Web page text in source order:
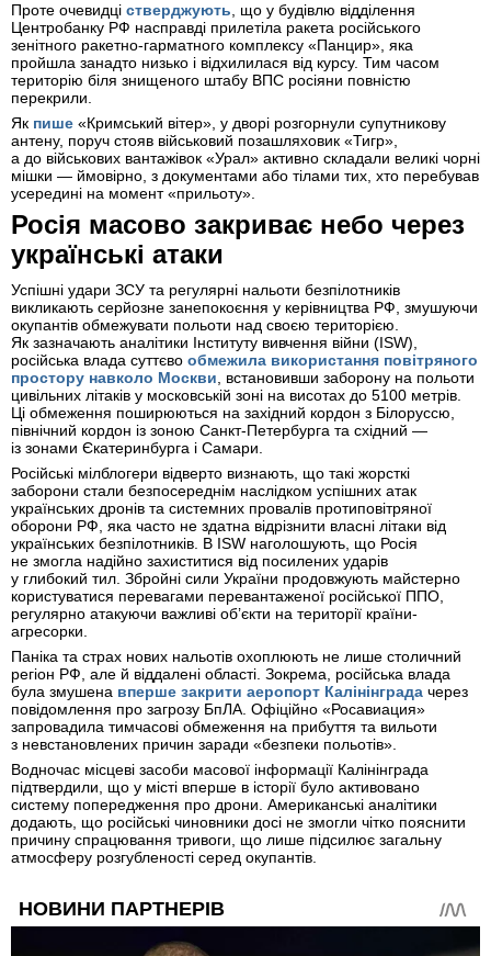
Проте очевидці стверджують, що у будівлю відділення
Центробанку РФ насправді прилетіла ракета російського
зенітного ракетно-гарматного комплексу «Панцир», яка
пройшла занадто низько і відхилилася від курсу. Тим часом
територію біля знищеного штабу ВПС росіяни повністю
перекрили.
Як пише «Кримський вітер», у дворі розгорнули супутникову
антену, поруч стояв військовий позашляховик «Тигр»,
а до військових вантажівок «Урал» активно складали великі чорні
мішки — ймовірно, з документами або тілами тих, хто перебував
усередині на момент «прильоту».
Росія масово закриває небо через
українські атаки
Успішні удари ЗСУ та регулярні нальоти безпілотників
викликають серйозне занепокоєння у керівництва РФ, змушуючи
окупантів обмежувати польоти над своєю територією.
Як зазначають аналітики Інституту вивчення війни (ISW),
російська влада суттєво обмежила використання повітряного
простору навколо Москви, встановивши заборону на польоти
цивільних літаків у московській зоні на висотах до 5100 метрів.
Ці обмеження поширюються на західний кордон з Білоруссю,
північний кордон із зоною Санкт-Петербурга та східний —
із зонами Єкатеринбурга і Самари.
Російські мілблогери відверто визнають, що такі жорсткі
заборони стали безпосереднім наслідком успішних атак
українських дронів та системних провалів протиповітряної
оборони РФ, яка часто не здатна відрізнити власні літаки від
українських безпілотників. В ISW наголошують, що Росія
не змогла надійно захиститися від посилених ударів
у глибокий тил. Збройні сили України продовжують майстерно
користуватися перевагами перевантаженої російської ППО,
регулярно атакуючи важливі об’єкти на території країни-
агресорки.
Паніка та страх нових нальотів охоплюють не лише столичний
регіон РФ, але й віддалені області. Зокрема, російська влада
була змушена вперше закрити аеропорт Калінінграда через
повідомлення про загрозу БпЛА. Офіційно «Росавиация»
запровадила тимчасові обмеження на прибуття та вильоти
з невстановлених причин заради «безпеки польотів».
Водночас місцеві засоби масової інформації Калінінграда
підтвердили, що у місті вперше в історії було активовано
систему попередження про дрони. Американські аналітики
додають, що російські чиновники досі не змогли чітко пояснити
причину спрацювання тривоги, що лише підсилює загальну
атмосферу розгубленості серед окупантів.